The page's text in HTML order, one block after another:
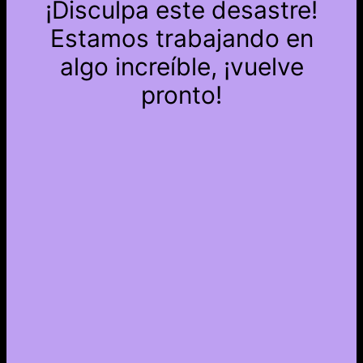
¡Disculpa este desastre!
Estamos trabajando en
algo increíble, ¡vuelve
pronto!